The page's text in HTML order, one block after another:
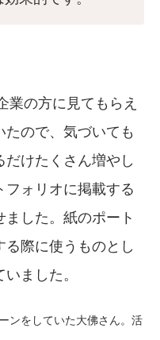
業の方に見てもらえ
ので、気づいても
けたくさん増やし
ォリオに掲載する
した。紙のポート
際に使うものとし
ました。
ンをしていた大佛さん。活